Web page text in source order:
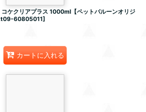
コケクリアプラス 1000ml【ペットバルーンオリジ
60805011]
カートに入れる